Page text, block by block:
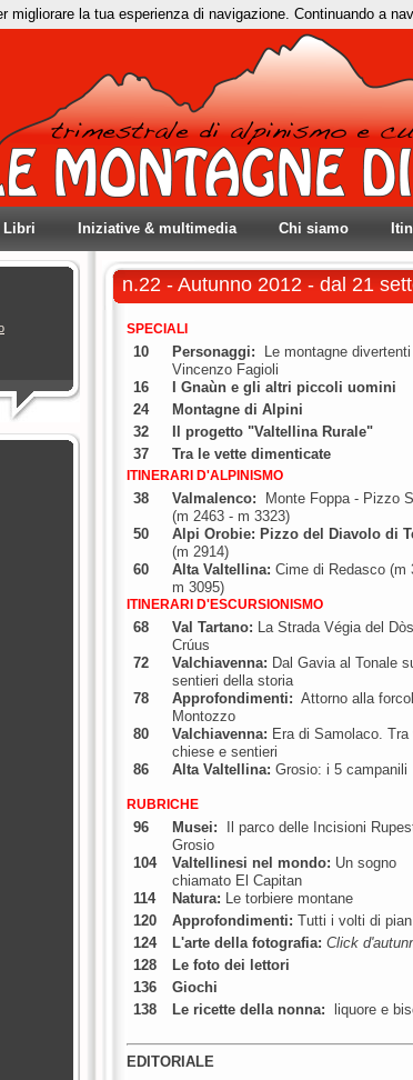
migliorare la tua esperienza di navigazione. Continuando a
Libri Iniziative & multimedia Chi siamo
n.22 - Autunno 2012 - dal 21
SPECIALI
10 Personaggi:
Le montagne divertenti
Vincenzo Fagioli
16
I Gnaùn e gli altri piccoli uomini
24
Montagne di Alpini
32
Il progetto "Valtellina Rurale"
37
Tra le vette dimenticate
ITINERARI D'ALPINISMO
38 Valmalenco:
Monte Foppa - Pizzo
(m 2463 - m 3323)
50
Alpi Orobie: Pizzo del Diavolo di
(m 2914)
60
Alta Valtellina: Cime di Redasco (m
m 3095)
ITINERARI D'ESCURSIONISMO
68 Val Tartano: La Strada Végia del
Crúus
72
Valchiavenna: Dal Gavia al Tonale
sentieri della storia
78
Approfondimenti: Attorno alla
Montozzo
80
Valchiavenna: Era di Samolaco. Tra
chiese e sentieri
86
Alta Valtellina: Grosio: i 5 campanili
RUBRICHE
96 Musei:
Il parco delle Incisioni
Grosio
104
Valtellinesi nel mondo: Un sogno
chiamato El Capitan
114
Natura: Le torbiere montane
120
Approfondimenti: Tutti i volti di
124
L'arte della fotografia: Click
128
Le foto dei lettori
136
Giochi
138
Le ricette della nonna: liquore e
EDITORIALE